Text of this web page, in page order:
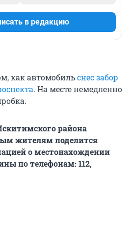
в редакцию
как автомобильснес забор
. На месте немедленно
района
жителям поделится
о местонахождении
по телефонам: 112,